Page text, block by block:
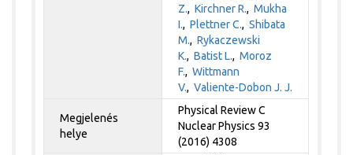
Z.,Kirchner R.,Mukha
I.,Plettner C.,Shibata
M.,Rykaczewski
K.,Batist L.,Moroz
F.,Wittmann
V.,Valiente-Dobon J. J.
Megjelenés
helye
Physical Review C
Nuclear Physics 93
(2016) 4308